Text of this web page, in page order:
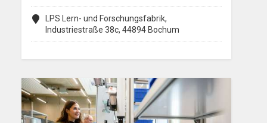
LPS Lern- und Forschungsfabrik,
Industriestraße 38c, 44894 Bochum